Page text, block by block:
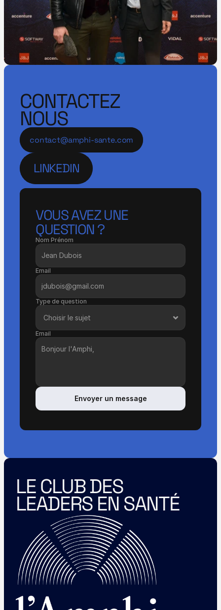
CONTACTEZ
NOUS
contact@amphi-sante.com
LINKEDIN
LINKEDIN
LINKEDIN
VOUS AVEZ UNE
QUESTION ?
Nom Prénom
Email
Type de question
Email
Envoyer un message
LE CLUB DES
LEADERS EN SANTÉ